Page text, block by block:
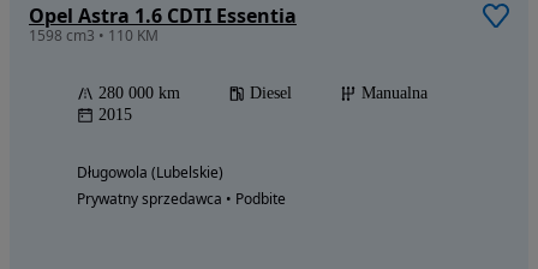
Opel Astra 1.6 CDTI Essentia
1598 cm3 • 110 KM
280 000 km Diesel
Manualna
2015
Długowola (Lubelskie)
Prywatny sprzedawca • Podbite